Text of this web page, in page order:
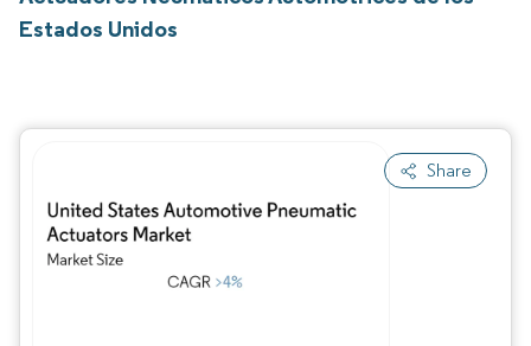
Estados Unidos
Share